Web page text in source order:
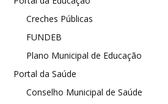
Creches Públicas
FUNDEB
Plano Municipal de Educação
Portal da Saúde
Conselho Municipal de Saúde